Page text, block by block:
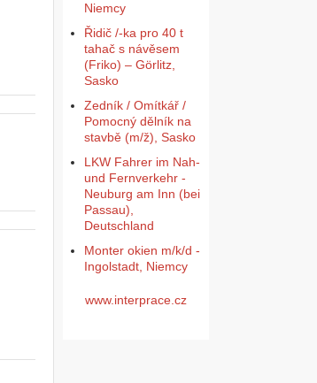
Niemcy
Řidič /-ka pro 40 t
tahač s návěsem
(Friko) – Görlitz,
Sasko
Zedník / Omítkář /
Pomocný dělník na
stavbě (m/ž), Sasko
LKW Fahrer im Nah-
und Fernverkehr -
Neuburg am Inn (bei
Passau),
Deutschland
Monter okien m/k/d -
Ingolstadt, Niemcy
www.interprace.cz